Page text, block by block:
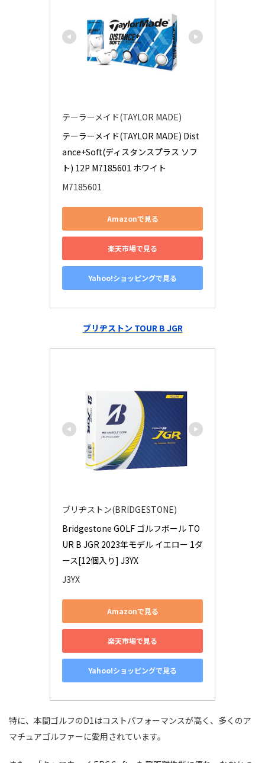
テーラーメイド(TAYLOR MADE)
テーラーメイド(TAYLOR MADE) Dist
ance+Soft(ディスタンスプラス ソフ
ト) 12P M7185601 ホワイト
M7185601
Amazonで見る
楽天市場で見る
Yahoo!ショッピングで見る
ブリヂストン TOUR B JGR
ブリヂストン(BRIDGESTONE)
Bridgestone GOLF ゴルフボール TO
UR B JGR 2023年モデル イエロー 1ダ
ース[12個入り] J3YX
J3YX
Amazonで見る
楽天市場で見る
Yahoo!ショッピングで見る
特に、本間ゴルフのD1はコストパフォーマンスが高く、多くのア
マチュアゴルファーに愛用されています。